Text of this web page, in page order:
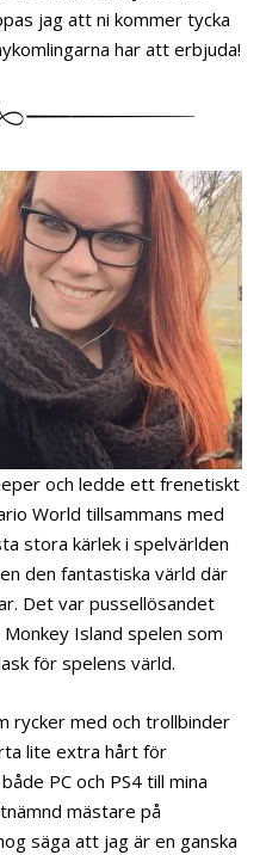
jag att ni kommer tycka
har att erbjuda!
och ledde ett frenetiskt
World tillsammans med
stora kärlek i spelvärlden
den fantastiska värld där
Det var pussellösandet
Island spelen som
för spelens värld.
rycker med och trollbinder
lite extra hårt för
PC och PS4 till mina
mästare på
säga att jag är en ganska